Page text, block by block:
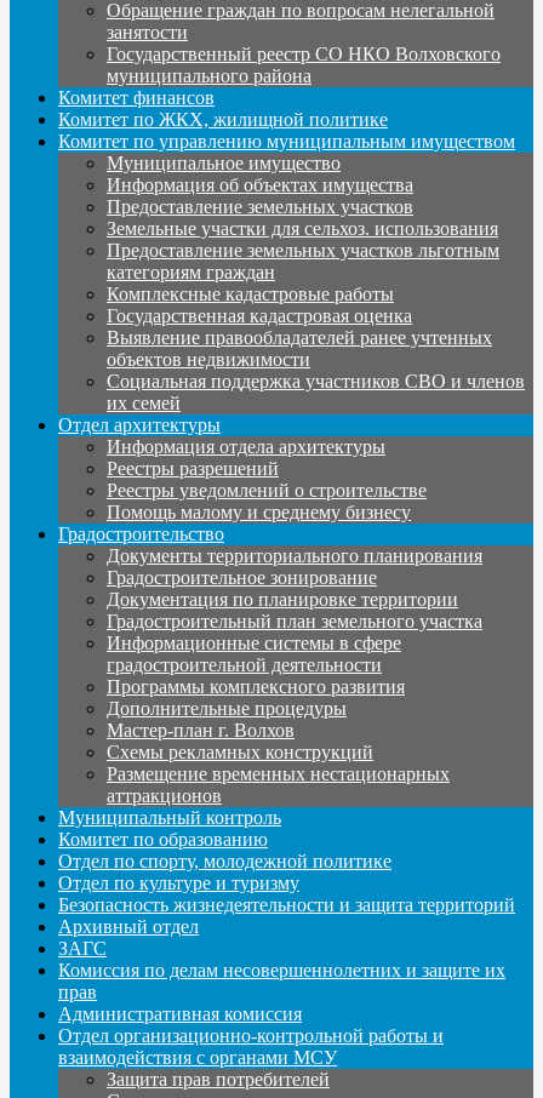
Обращение граждан по вопросам нелегальной
занятости
Государственный реестр СО НКО Волховского
муниципального района
Комитет финансов
Комитет по ЖКХ, жилищной политике
Комитет по управлению муниципальным имуществом
Муниципальное имущество
Информация об объектах имущества
Предоставление земельных участков
Земельные участки для сельхоз. использования
Предоставление земельных участков льготным
категориям граждан
Комплексные кадастровые работы
Государственная кадастровая оценка
Выявление правообладателей ранее учтенных
объектов недвижимости
Социальная поддержка участников СВО и членов
их семей
Отдел архитектуры
Информация отдела архитектуры
Реестры разрешений
Реестры уведомлений о строительстве
Помощь малому и среднему бизнесу
Градостроительство
Документы территориального планирования
Градостроительное зонирование
Документация по планировке территории
Градостроительный план земельного участка
Информационные системы в сфере
градостроительной деятельности
Программы комплексного развития
Дополнительные процедуры
Мастер-план г. Волхов
Схемы рекламных конструкций
Размещение временных нестационарных
аттракционов
Муниципальный контроль
Комитет по образованию
Отдел по спорту, молодежной политике
Отдел по культуре и туризму
Безопасность жизнедеятельности и защита территорий
Архивный отдел
ЗАГС
Комиссия по делам несовершеннолетних и защите их
прав
Административная комиссия
Отдел организационно-контрольной работы и
взаимодействия с органами МСУ
Защита прав потребителей